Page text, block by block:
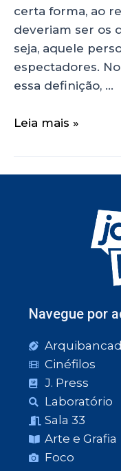
certa forma, ao
deveriam ser os
seja, aquele
espectadores.
essa definição, …
Leia mais »
Navegue por
Cinéfilos
J. Press
Laboratório
Sala 33
Arte e Grafia
Foco